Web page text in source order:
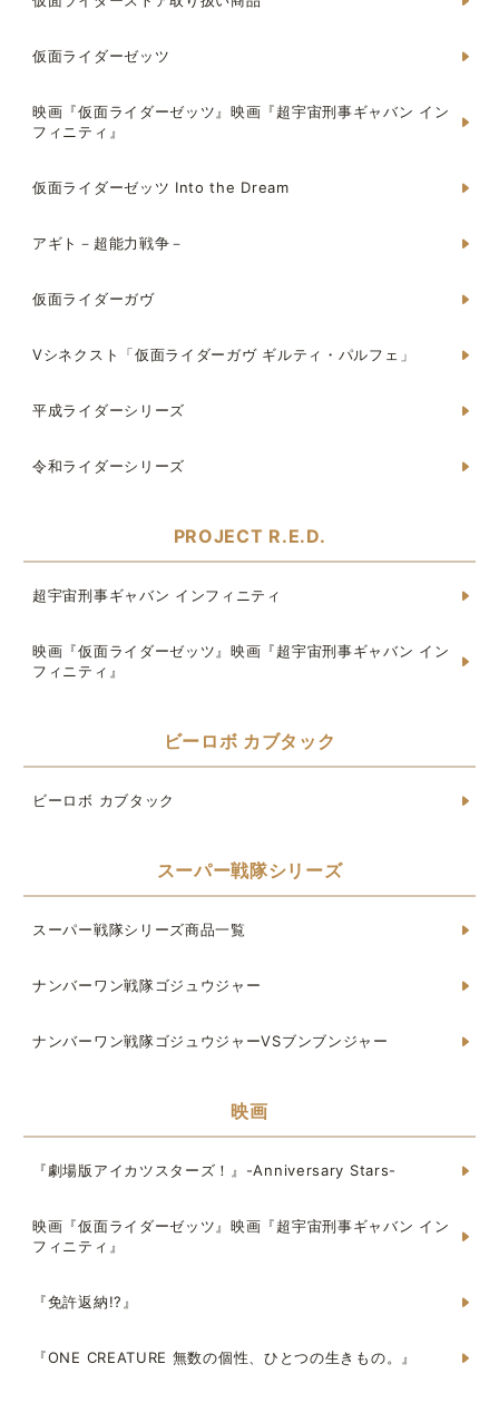
仮面ライダーゼッツ
映画『仮面ライダーゼッツ』映画『超宇宙刑事ギャバン イン
フィニティ』
仮面ライダーゼッツ Into the Dream
アギト－超能力戦争－
仮面ライダーガヴ
Vシネクスト「仮面ライダーガヴ ギルティ・パルフェ」
平成ライダーシリーズ
令和ライダーシリーズ
PROJECT R.E.D.
超宇宙刑事ギャバン インフィニティ
映画『仮面ライダーゼッツ』映画『超宇宙刑事ギャバン イン
フィニティ』
ビーロボ カブタック
ビーロボ カブタック
スーパー戦隊シリーズ
スーパー戦隊シリーズ商品一覧
ナンバーワン戦隊ゴジュウジャー
ナンバーワン戦隊ゴジュウジャーVSブンブンジャー
映画
『劇場版アイカツスターズ！』-Anniversary Stars-
映画『仮面ライダーゼッツ』映画『超宇宙刑事ギャバン イン
フィニティ』
『免許返納!?』
『ONE CREATURE 無数の個性、ひとつの生きもの。』